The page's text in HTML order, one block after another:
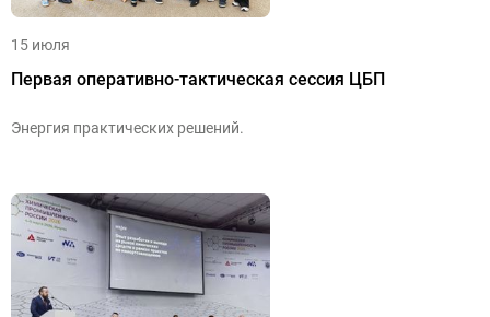
15 июля
Первая оперативно-тактическая сессия ЦБП
Энергия практических решений.